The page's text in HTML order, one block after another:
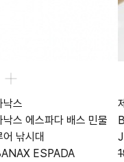
제이에스컴퍼니 21 빅쏘드
B1 배스로드 2절
JS BIXOD B1
190,000원 10%